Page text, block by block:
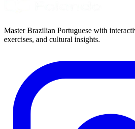
Master Brazilian Portuguese with
exercises, and cultural insights.